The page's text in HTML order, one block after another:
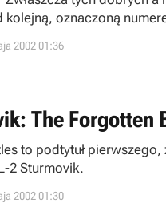
kolejną, oznaczoną
2002 01:36
The Forgotten
to podtytuł
2 Sturmovik.
2002 01:30